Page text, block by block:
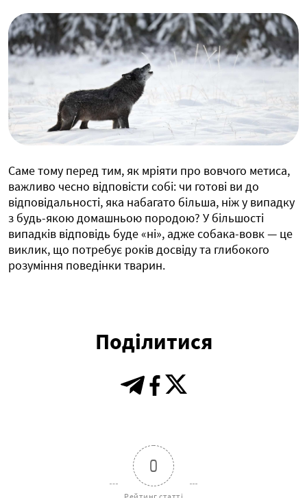
Саме тому перед тим, як мріяти про вовчого метиса,
важливо чесно відповісти собі: чи готові ви до
відповідальності, яка набагато більша, ніж у випадку
з будь-якою домашньою породою? У більшості
випадків відповідь буде «ні», адже собака-вовк — це
виклик, що потребує років досвіду та глибокого
розуміння поведінки тварин.
Поділитися
0